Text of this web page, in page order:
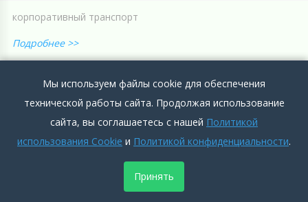
корпоративный транспорт
Подробнее >>
Больничные не компенсируются!!!Зарплаты ниже рыночных.
Подробнее >>
Добавить комментарий
Мы используем файлы cookie для обеспечения
технической работы сайта. Продолжая использование
сайта, вы соглашаетесь с нашей Политикой
использования Cookie и Политикой конфиденциальности.
Принять